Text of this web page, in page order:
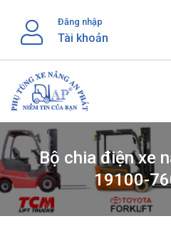
content
Đăng nhập
Tài khoản
Bộ chia điện xe
19100-